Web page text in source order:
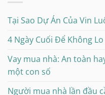
Tại Sao Dự Án Của Vin
4 Ngày Cuối Để Không
Vay mua nhà: An toàn
một con số
Người mua nhà lần đầu